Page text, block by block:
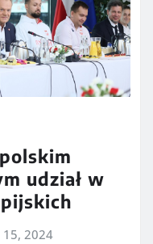
udział w
15, 2024